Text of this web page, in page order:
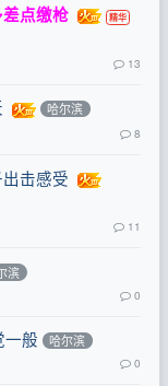
点缴枪
13
哈尔滨
8
击感受
11
滨
0
一般 哈尔滨
0